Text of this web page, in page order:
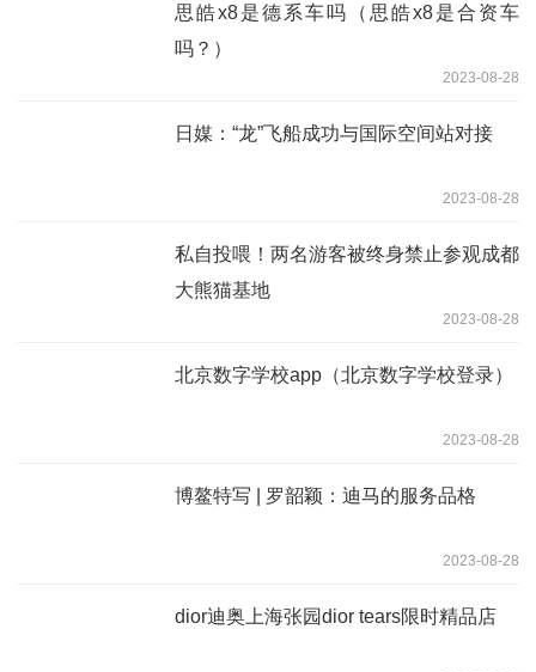
思皓x8是德系车吗（思皓x8是合资车
吗？）
2023-08-28
日媒：“龙”飞船成功与国际空间站对接
2023-08-28
私自投喂！两名游客被终身禁止参观成都
大熊猫基地
2023-08-28
北京数字学校app（北京数字学校登录）
2023-08-28
博鳌特写 | 罗韶颖：迪马的服务品格
2023-08-28
dior迪奥上海张园dior tears限时精品店